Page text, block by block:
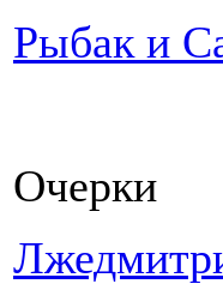
Рыбак и
Очерки